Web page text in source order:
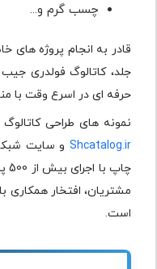
چسب گرم و...
قادر به انجام پروژه
جلد، کاتالوگ فولدری جیب
حرفه ای در اسرع وقت با
نمونه های طراحی
Shcatalog.ir و سایت
مشتریان، افتخار همکاری
است.